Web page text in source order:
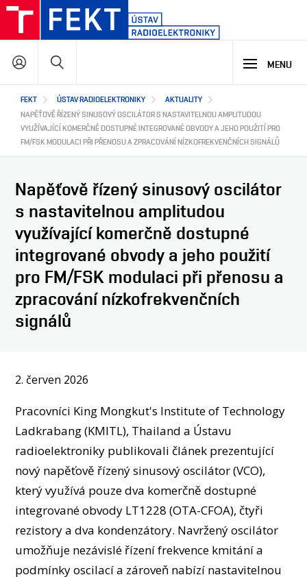
Přejít
hlavnímu
obsahu
Hlavní
navigace
STUDIUM
VÝUKOVÉ LABORATOŘE
HLAVNÍ OBLASTI VÝZKUMU A VÝVOJE
VÝZKUMNÉ LABORATOŘE
SPOLUPRÁCE
JAK S NÁMI SPOLUPRACOVAT
NAŠI PARTNEŘI
O NÁS
KONTAKT
MENU
FEKT ÚSTAV RADIOELEKTRONIKY
AKTUALITY
NAPĚŤOVĚ ŘÍZENÝ SINUSOVÝ OSCILÁTOR S NASTAVITELNOU AMPLITUDOU
VYUŽÍVAJÍCÍ KOMERČNĚ DOSTUPNÉ INTEGROVANÉ OBVODY A JEHO POUŽITÍ PRO
FM/FSK MODULACI PŘI PŘENOSU A ZPRACOVÁNÍ NÍZKOFREKVENČNÍCH SIGNÁLŮ
Napěťově řízený sinusový oscilátor
s nastavitelnou amplitudou
využívající komerčně dostupné
integrované obvody a jeho použití
pro FM/FSK modulaci při přenosu a
zpracování nízkofrekvenčních
signálů
2. červen 2026
Pracovníci King Mongkut's Institute of Technology
Ladkrabang (KMITL), Thailand a Ústavu
radioelektroniky publikovali článek prezentující
nový napěťově řízený sinusový oscilátor (VCO),
který využívá pouze dva komerčně dostupné
integrované obvody LT1228 (OTA-CFOA), čtyři
rezistory a dva kondenzátory. Navržený oscilátor
umožňuje nezávislé řízení frekvence kmitání a
podmínky oscilací a zároveň nabízí nastavitelnou